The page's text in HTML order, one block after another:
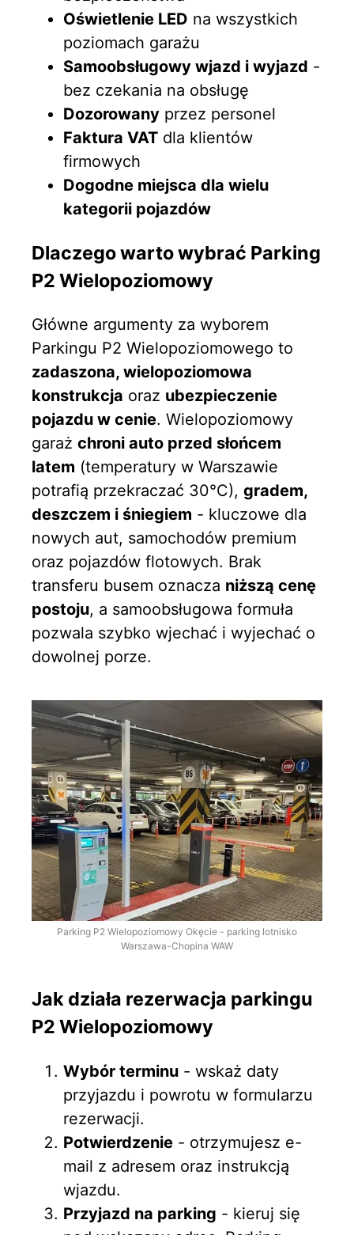
Oświetlenie LED na wszystkich
poziomach garażu
Samoobsługowy wjazd i wyjazd -
bez czekania na obsługę
Dozorowany przez personel
Faktura VAT dla klientów
firmowych
Dogodne miejsca dla wielu
kategorii pojazdów
Dlaczego warto wybrać Parking
P2 Wielopoziomowy
Główne argumenty za wyborem
Parkingu P2 Wielopoziomowego to
zadaszona, wielopoziomowa
konstrukcja oraz ubezpieczenie
pojazdu w cenie. Wielopoziomowy
garaż chroni auto przed słońcem
latem (temperatury w Warszawie
potrafią przekraczać 30°C), gradem,
deszczem i śniegiem - kluczowe dla
nowych aut, samochodów premium
oraz pojazdów flotowych. Brak
transferu busem oznacza niższą cenę
postoju, a samoobsługowa formuła
pozwala szybko wjechać i wyjechać o
dowolnej porze.
Parking P2 Wielopoziomowy Okęcie - parking lotnisko
Warszawa-Chopina WAW
Jak działa rezerwacja parkingu
P2 Wielopoziomowy
Wybór terminu - wskaż daty
przyjazdu i powrotu w formularzu
rezerwacji.
Potwierdzenie - otrzymujesz e-
mail z adresem oraz instrukcją
wjazdu.
Przyjazd na parking - kieruj się